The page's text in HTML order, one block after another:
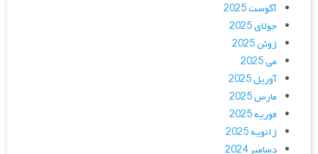
آگوست 2025
جولای 2025
ژوئن 2025
می 2025
آوریل 2025
مارس 2025
فوریه 2025
ژانویه 2025
دسامبر 2024